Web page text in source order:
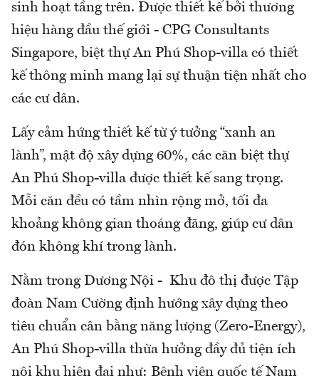
sinh hoạt tầng trên. Được thiết kế bởi thương
hiệu hàng đầu thế giới - CPG Consultants
Singapore, biệt thự An Phú Shop-villa có thiết
kế thông minh mang lại sự thuận tiện nhất cho
các cư dân.
Lấy cảm hứng thiết kế từ ý tưởng “xanh an
lành”, mật độ xây dựng 60%, các căn biệt thự
An Phú Shop-villa được thiết kế sang trọng.
Mỗi căn đều có tầm nhìn rộng mở, tối đa
khoảng không gian thoáng đãng, giúp cư dân
đón không khí trong lành.
Nằm trong Dương Nội - Khu đô thị được Tập
đoàn Nam Cường định hướng xây dựng theo
tiêu chuẩn cân bằng năng lượng (Zero-Energy),
An Phú Shop-villa thừa hưởng đầy đủ tiện ích
nội khu hiện đại như: Bệnh viện quốc tế Nam